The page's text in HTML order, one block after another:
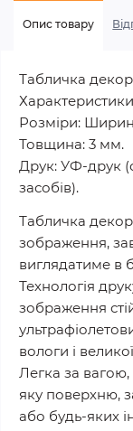
Опис товару
Табличка
Розміри:
Товщина: 3 мм.
Друк: УФ-друк
засобів).
Табличка
зображення,
виглядатиме в
Технологія
зображення
вологи і
Легка за
яку поверхню,
або будь-яких